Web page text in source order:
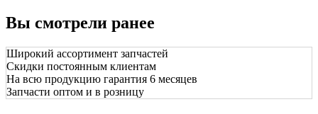
Вы смотрели ранее
Широкий ассортимент запчастей
Скидки постоянным клиентам
На всю продукцию гарантия 6 месяцев
Запчасти оптом и в розницу